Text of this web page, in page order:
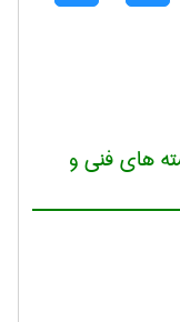
های فنی و